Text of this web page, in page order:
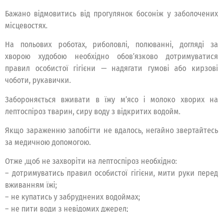
Бажано відмовитись від прогулянок босоніж у заболочених
місцевостях.
На польових роботах, риболовлі, полюванні, догляді за
хворою худобою необхідно обов’язково дотримуватися
правил особистої гігієни — надягати гумові або кирзові
чоботи, рукавички.
Забороняється вживати в їжу м’ясо і молоко хворих на
лептоспіроз тварин, сиру воду з відкритих водойм.
Якщо зараженню запобігти не вдалось, негайно звертайтесь
за медичною допомогою.
Отже ,щоб не захворіти на лептоспіроз необхідно:
– дотримуватись правил особистої гігієни, мити руки перед
вживанням їжі;
– не купатись у забруднених водоймах;
– не пити води з невідомих джерел;